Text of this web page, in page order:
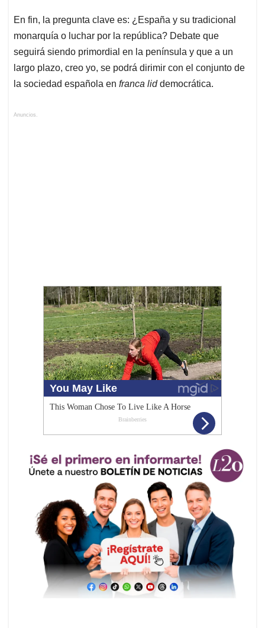
En fin, la pregunta clave es: ¿España y su tradicional
monarquía o luchar por la república? Debate que
seguirá siendo primordial en la península y que a un
largo plazo, creo yo, se podrá dirimir con el conjunto de
la sociedad española en franca liddemocrática.
Anuncios.